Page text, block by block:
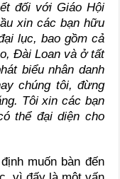
đối với Giáo Hội
xin các bạn hữu
lục, bao gồm cả
Đài Loan và ở tất
biểu nhân danh
chúng tôi, đừng
Tôi xin các bạn
thể đại diện cho
muốn bàn đến